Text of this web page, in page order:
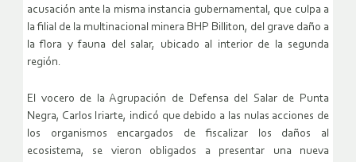
acusación ante la misma instancia gubernamental, que culpa a
la filial de la multinacional minera BHP Billiton, del grave daño a
la flora y fauna del salar, ubicado al interior de la segunda
región.
El vocero de la Agrupación de Defensa del Salar de Punta
Negra, Carlos Iriarte, indicó que debido a las nulas acciones de
los organismos encargados de fiscalizar los daños al
ecosistema, se vieron obligados a presentar una nueva